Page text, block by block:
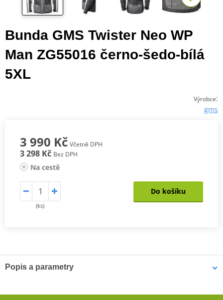
Bunda GMS Twister Neo WP
Man ZG55016 černo-šedo-bílá
5XL
Výrobce:
gms
3 990 Kč Včetně DPH
3 298 Kč Bez DPH
Na cestě
(ks)
Do košíku
Popis a parametry